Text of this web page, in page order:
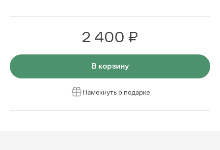
2 400 ₽
В корзину
Намекнуть о подарке